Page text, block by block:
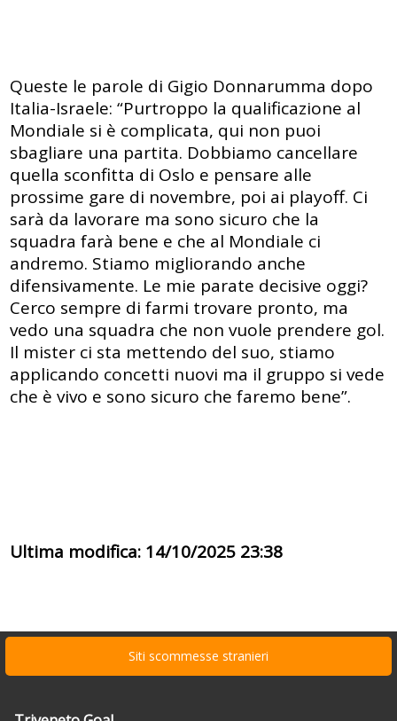
Queste le parole di Gigio Donnarumma dopo
Italia-Israele: “Purtroppo la qualificazione al
Mondiale si è complicata, qui non puoi
sbagliare una partita. Dobbiamo cancellare
quella sconfitta di Oslo e pensare alle
prossime gare di novembre, poi ai playoff. Ci
sarà da lavorare ma sono sicuro che la
squadra farà bene e che al Mondiale ci
andremo. Stiamo migliorando anche
difensivamente. Le mie parate decisive oggi?
Cerco sempre di farmi trovare pronto, ma
vedo una squadra che non vuole prendere gol.
Il mister ci sta mettendo del suo, stiamo
applicando concetti nuovi ma il gruppo si vede
che è vivo e sono sicuro che faremo bene”.
Ultima modifica: 14/10/2025 23:38
Siti scommesse stranieri